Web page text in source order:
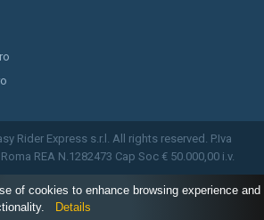
Rider Express s.r.l. All rights reserved. P.Iva
REA N.1282473 Cap Soc € 50.000,00 i.v.
of cookies to enhance browsing experience and
Details